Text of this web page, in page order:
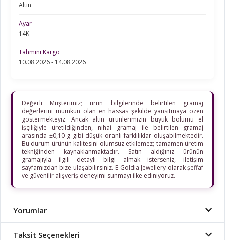
Altın
Ayar
14K
Tahmini Kargo
10.08.2026 - 14.08.2026
Değerli Müşterimiz; ürün bilgilerinde belirtilen gramaj
değerlerini mümkün olan en hassas şekilde yansıtmaya özen
göstermekteyiz. Ancak altın ürünlerimizin büyük bölümü el
işçiliğiyle üretildiğinden, nihai gramaj ile belirtilen gramaj
arasında ±0,10 g gibi düşük oranlı farklılıklar oluşabilmektedir.
Bu durum ürünün kalitesini olumsuz etkilemez; tamamen üretim
tekniğinden kaynaklanmaktadır. Satın aldığınız ürünün
gramajıyla ilgili detaylı bilgi almak isterseniz, iletişim
sayfamızdan bize ulaşabilirsiniz. E-Goldia Jewellery olarak şeffaf
ve güvenilir alışveriş deneyimi sunmayı ilke ediniyoruz.
Yorumlar
Taksit Seçenekleri